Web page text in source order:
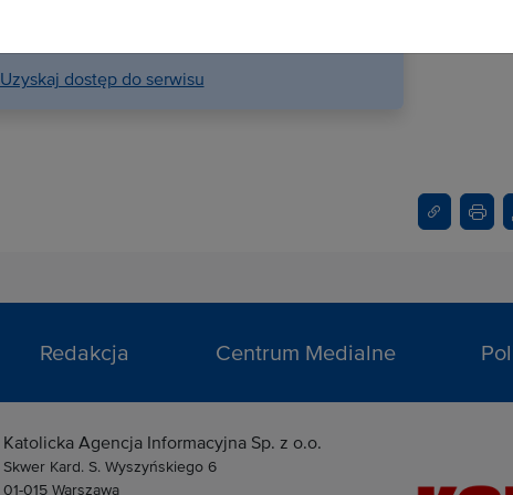
Uzyskaj dostęp do serwisu
Redakcja Centrum Medialne
Katolicka Agencja Informacyjna Sp. z o.o.
Skwer Kard. S. Wyszyńskiego 6
01-015 Warszawa